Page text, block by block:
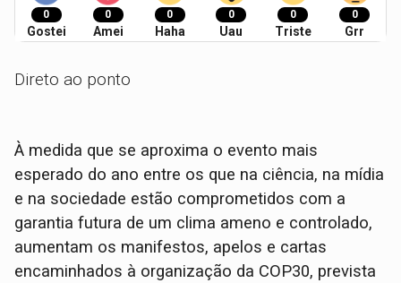
0
Gostei
0
Amei
0
Haha
0
Uau
0
Triste
0
Grr
Direto ao ponto
À medida que se aproxima o evento mais
esperado do ano entre os que na ciência, na mídia
e na sociedade estão comprometidos com a
garantia futura de um clima ameno e controlado,
aumentam os manifestos, apelos e cartas
encaminhados à organização da COP30, prevista